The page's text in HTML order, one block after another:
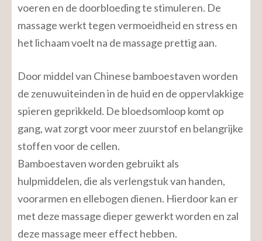
voeren en de doorbloeding te stimuleren. De
massage werkt tegen vermoeidheid en stress en
het lichaam voelt na de massage prettig aan.
Door middel van Chinese bamboestaven worden
de zenuwuiteinden in de huid en de oppervlakkige
spieren geprikkeld. De bloedsomloop komt op
gang, wat zorgt voor meer zuurstof en belangrijke
stoffen voor de cellen.
Bamboestaven worden gebruikt als
hulpmiddelen, die als verlengstuk van handen,
voorarmen en ellebogen dienen. Hierdoor kan er
met deze massage dieper gewerkt worden en zal
deze massage meer effect hebben.